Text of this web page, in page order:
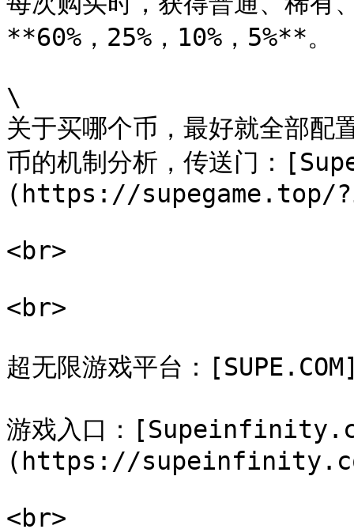
**60%，25%，10%，5%**。
\
关于买哪个币，最好就全部配
币的机制分析，传送门：
(https://supegame.top/
<br>
<br>
超无限游戏平台：
游戏入口：
(https://
<br>